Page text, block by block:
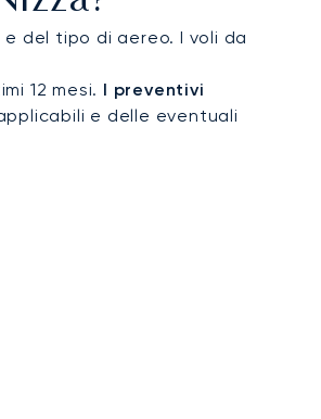
del tipo di aereo. I voli da
12 mesi. I preventivi
e delle eventuali